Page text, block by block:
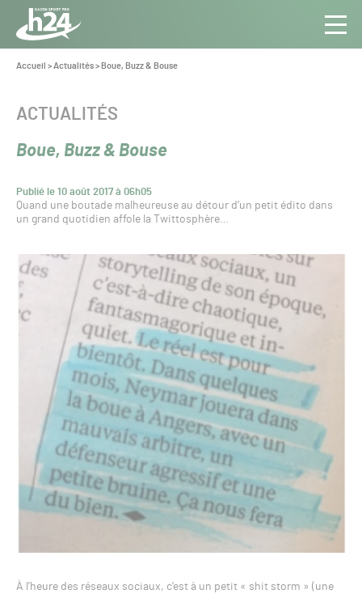
Panneau de gestion des cookies
Aller au contenu
Toute
l’info
Pro
Vous
Accueil >Actualités> Boue, Buzz & Bouse
Boue, Buzz & Bouse
Publié le 10 août 2017 à 06h05
CATÉGORIE :
ACTUALITÉS
Quand une boutade malheureuse au détour d’un petit édito dans
un grand quotidien affole la Twittosphère…
À l’heure des réseaux sociaux, c’est à un petit « shit storm » (une